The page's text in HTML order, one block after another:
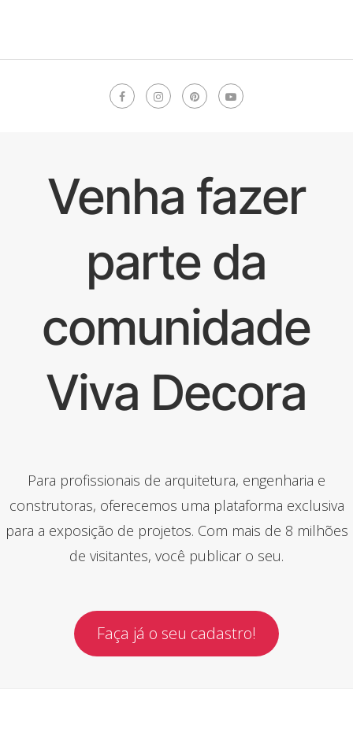
Venha fazer
parte da
comunidade
Viva Decora
Para profissionais de arquitetura, engenharia e
construtoras, oferecemos uma plataforma exclusiva
para a exposição de projetos. Com mais de 8 milhões
de visitantes, você publicar o seu.
Faça já o seu cadastro!